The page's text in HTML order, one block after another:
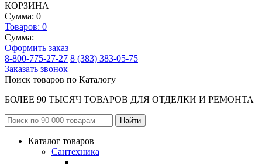
КОРЗИНА
Сумма: 0
Товаров: 0
Сумма:
Оформить заказ
8-800-775-27-27 8 (383) 383-05-75
Заказать звонок
Поиск товаров по Каталогу
БОЛЕЕ 90 ТЫСЯЧ ТОВАРОВ ДЛЯ ОТДЕЛКИ И РЕМОНТА
Каталог товаров
Сантехника